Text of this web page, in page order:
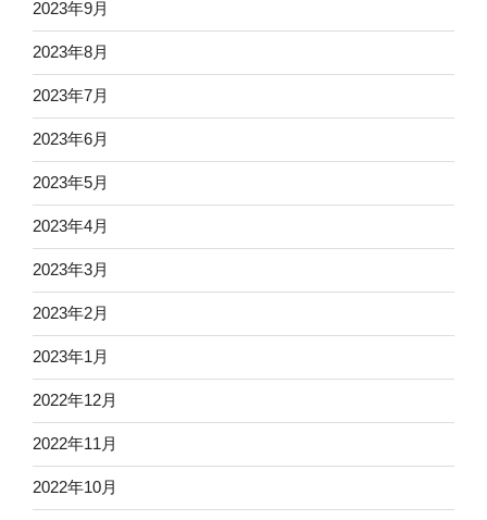
2023年9月
2023年8月
2023年7月
2023年6月
2023年5月
2023年4月
2023年3月
2023年2月
2023年1月
2022年12月
2022年11月
2022年10月